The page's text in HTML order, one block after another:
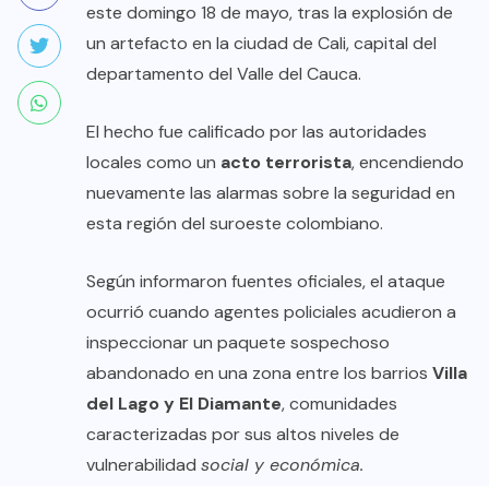
este domingo 18 de mayo, tras la explosión de
un artefacto en la ciudad de Cali, capital del
departamento del Valle del Cauca.
El hecho fue calificado por las autoridades
locales como un acto terrorista, encendiendo
nuevamente las alarmas sobre la seguridad en
esta región del suroeste colombiano.
Según informaron fuentes oficiales, el ataque
ocurrió cuando agentes policiales acudieron a
inspeccionar un paquete sospechoso
abandonado en una zona entre los barrios Villa
del Lago y El Diamante, comunidades
caracterizadas por sus altos niveles de
vulnerabilidad social y económica.